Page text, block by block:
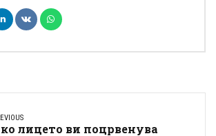
лицето ви поцрвенува